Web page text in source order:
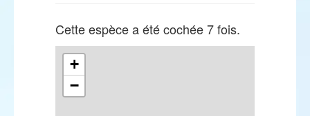
Cette espèce a été cochée 7 fois.
+
−